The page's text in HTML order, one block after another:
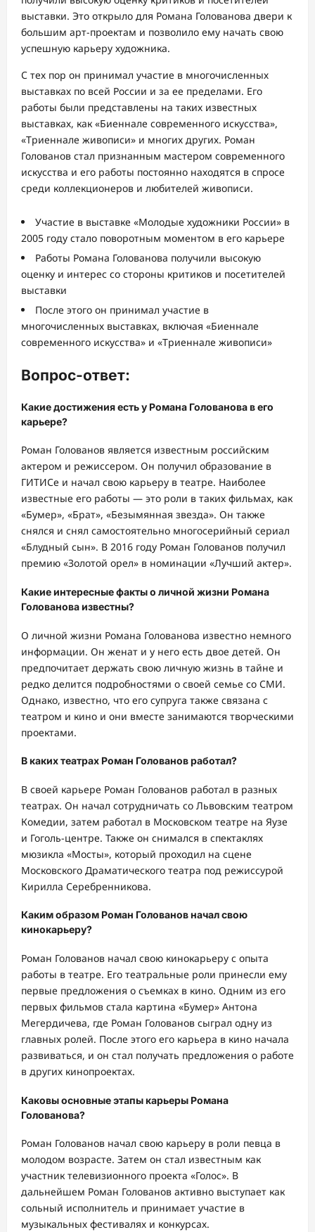
выставки. Это открыло для Романа Голованова двери к
большим арт-проектам и позволило ему начать свою
успешную карьеру художника.
С тех пор он принимал участие в многочисленных
выставках по всей России и за ее пределами. Его
работы были представлены на таких известных
выставках, как «Биеннале современного искусства»,
«Триеннале живописи» и многих других. Роман
Голованов стал признанным мастером современного
искусства и его работы постоянно находятся в спросе
среди коллекционеров и любителей живописи.
Участие в выставке «Молодые художники России» в
2005 году стало поворотным моментом в его карьере
Работы Романа Голованова получили высокую
оценку и интерес со стороны критиков и посетителей
выставки
После этого он принимал участие в
многочисленных выставках, включая «Биеннале
современного искусства» и «Триеннале живописи»
Вопрос-ответ:
Какие достижения есть у Романа Голованова в его
карьере?
Роман Голованов является известным российским
актером и режиссером. Он получил образование в
ГИТИСе и начал свою карьеру в театре. Наиболее
известные его работы — это роли в таких фильмах, как
«Бумер», «Брат», «Безымянная звезда». Он также
снялся и снял самостоятельно многосерийный сериал
«Блудный сын». В 2016 году Роман Голованов получил
премию «Золотой орел» в номинации «Лучший актер».
Какие интересные факты о личной жизни Романа
Голованова известны?
О личной жизни Романа Голованова известно немного
информации. Он женат и у него есть двое детей. Он
предпочитает держать свою личную жизнь в тайне и
редко делится подробностями о своей семье со СМИ.
Однако, известно, что его супруга также связана с
театром и кино и они вместе занимаются творческими
проектами.
В каких театрах Роман Голованов работал?
В своей карьере Роман Голованов работал в разных
театрах. Он начал сотрудничать со Львовским театром
Комедии, затем работал в Московском театре на Яузе
и Гоголь-центре. Также он снимался в спектаклях
мюзикла «Мосты», который проходил на сцене
Московского Драматического театра под режиссурой
Кирилла Серебренникова.
Каким образом Роман Голованов начал свою
кинокарьеру?
Роман Голованов начал свою кинокарьеру с опыта
работы в театре. Его театральные роли принесли ему
первые предложения о съемках в кино. Одним из его
первых фильмов стала картина «Бумер» Антона
Мегердичева, где Роман Голованов сыграл одну из
главных ролей. После этого его карьера в кино начала
развиваться, и он стал получать предложения о работе
в других кинопроектах.
Каковы основные этапы карьеры Романа
Голованова?
Роман Голованов начал свою карьеру в роли певца в
молодом возрасте. Затем он стал известным как
участник телевизионного проекта «Голос». В
дальнейшем Роман Голованов активно выступает как
сольный исполнитель и принимает участие в
музыкальных фестивалях и конкурсах.